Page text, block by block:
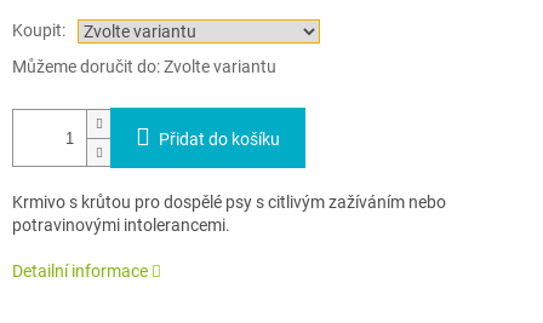
Koupit:
Můžeme doručit do:Zvolte variantu
Přidat do košíku
Krmivo s krůtou pro dospělé psy s citlivým zažíváním nebo
potravinovými intolerancemi.
Detailní informace